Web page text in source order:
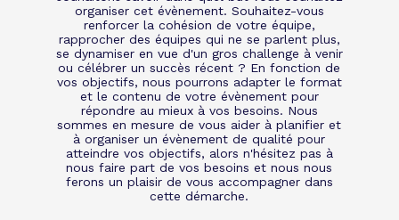
organiser cet évènement. Souhaitez-vous
renforcer la cohésion de votre équipe,
rapprocher des équipes qui ne se parlent plus,
se dynamiser en vue d'un gros challenge à venir
ou célébrer un succès récent ? En fonction de
vos objectifs, nous pourrons adapter le format
et le contenu de votre évènement pour
répondre au mieux à vos besoins. Nous
sommes en mesure de vous aider à planifier et
à organiser un évènement de qualité pour
atteindre vos objectifs, alors n'hésitez pas à
nous faire part de vos besoins et nous nous
ferons un plaisir de vous accompagner dans
cette démarche.